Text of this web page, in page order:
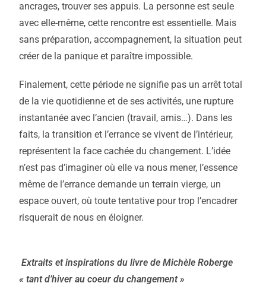
ancrages, trouver ses appuis. La personne est seule
avec elle-même, cette rencontre est essentielle. Mais
sans préparation, accompagnement, la situation peut
créer de la panique et paraître impossible.
Finalement, cette période ne signifie pas un arrêt total
de la vie quotidienne et de ses activités, une rupture
instantanée avec l’ancien (travail, amis…). Dans les
faits, la transition et l’errance se vivent de l’intérieur,
représentent la face cachée du changement. L’idée
n’est pas d’imaginer où elle va nous mener, l’essence
même de l’errance demande un terrain vierge, un
espace ouvert, où toute tentative pour trop l’encadrer
risquerait de nous en éloigner.
Extraits et inspirations du livre de Michèle Roberge
« tant d’hiver au coeur du changement »